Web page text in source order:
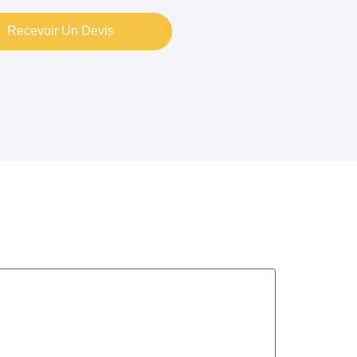
Recevoir Un Devis